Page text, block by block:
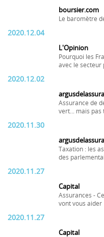
boursier.com
Le baromètre
2020.12.04
L'Opinion
Pourquoi les
avec le secteur
2020.12.02
Assurance de
vert... mais pas
2020.11.30
Taxation : les
des
2020.11.27
Capital
Assurances -
vont vous aider
2020.11.27
Capital